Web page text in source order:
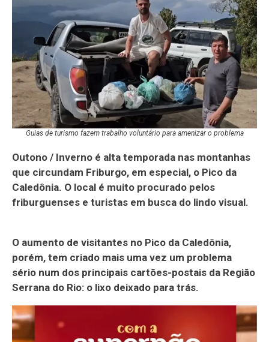
Guias de turismo fazem trabalho voluntário para amenizar o problema
Outono / Inverno é alta temporada nas montanhas
que circundam Friburgo, em especial, o Pico da
Caledônia. O local é muito procurado pelos
friburguenses e turistas em busca do lindo visual.
O aumento de visitantes no Pico da Caledônia,
porém, tem criado mais uma vez um problema
sério num dos principais cartões-postais da Região
Serrana do Rio: o lixo deixado para trás.